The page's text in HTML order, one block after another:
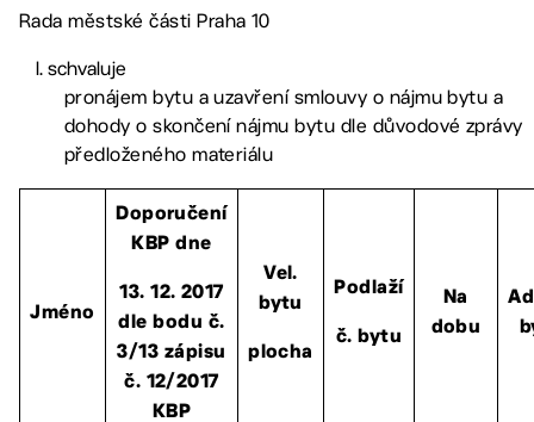
Rada městské části Praha 10
schvaluje
pronájem bytu a uzavření smlouvy o nájmu bytu a
dohody o skončení nájmu bytu dle důvodové zprávy
předloženého materiálu
Jméno
Doporučení
KBP dne
13. 12. 2017
dle bodu č.
3/13 zápisu
č. 12/2017
KBP
Vel.
bytu
plocha
Podlaží
č. bytu
Na
dobu